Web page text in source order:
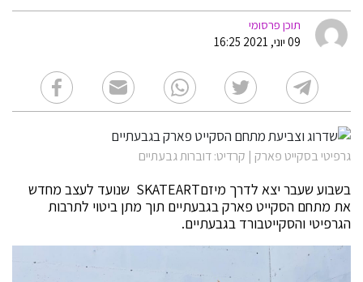
תוכן פרסומי
09 יוני, 2021 16:25
גרפיטי בסקייט פארק | קרדיט: דוברות גבעתיים
בשבוע שעבר יצא לדרך מיזםSKATEART שנועד לעצב מחדש
את מתחם הסקייט פארק בגבעתיים תוך מתן ביטוי לתרבות
הגרפיטי והסקייטבורד בגבעתיים.